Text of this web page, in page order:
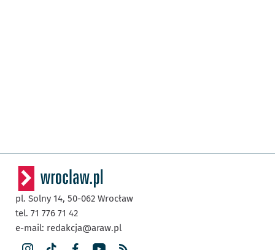
pl. Solny 14, 50-062 Wrocław
tel. 71 776 71 42
e-mail: redakcja@araw.pl